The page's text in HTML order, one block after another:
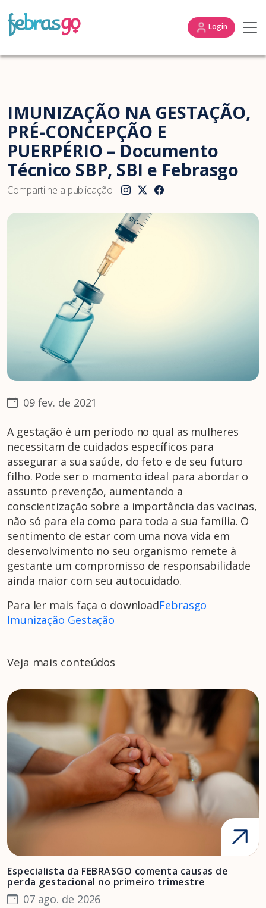
Login
IMUNIZAÇÃO NA GESTAÇÃO,
PRÉ-CONCEPÇÃO E
PUERPÉRIO – Documento
Técnico SBP, SBI e Febrasgo
Compartilhe a publicação
09 fev. de 2021
A gestação é um período no qual as mulheres
necessitam de cuidados específicos para
assegurar a sua saúde, do feto e de seu futuro
filho. Pode ser o momento ideal para abordar o
assunto prevenção, aumentando a
conscientização sobre a importância das vacinas,
não só para ela como para toda a sua família. O
sentimento de estar com uma nova vida em
desenvolvimento no seu organismo remete à
gestante um compromisso de responsabilidade
ainda maior com seu autocuidado.
Para ler mais faça o downloadFebrasgo
Imunização Gestação
Veja mais conteúdos
Especialista da FEBRASGO comenta causas de
perda gestacional no primeiro trimestre
07 ago. de 2026